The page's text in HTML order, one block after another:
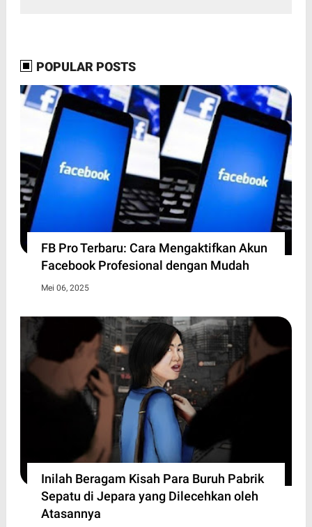
POPULAR POSTS
FB Pro Terbaru: Cara Mengaktifkan Akun
Facebook Profesional dengan Mudah
Mei 06, 2025
Inilah Beragam Kisah Para Buruh Pabrik
Sepatu di Jepara yang Dilecehkan oleh
Atasannya